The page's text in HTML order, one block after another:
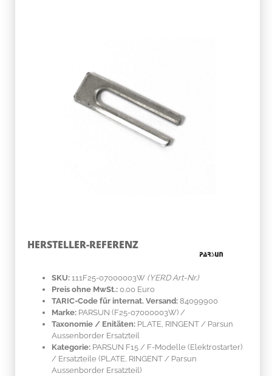
HERSTELLER-REFERENZ
SKU: 111F25-07000003W (YERD Art-Nr.)
Preis ohne MwSt.: 0.00 Euro
TARIC-Code für internat. Versand: 84099900
Marke: PARSUN (F25-07000003W) /
Taxonomie / Enitäten: PLATE, RINGENT / Parsun
Aussenborder Ersatzteil
Kategorie: PARSUN F15 / F-Modelle (Elektrostarter)
/ Ersatzteile (PLATE, RINGENT / Parsun
Aussenborder Ersatzteil)